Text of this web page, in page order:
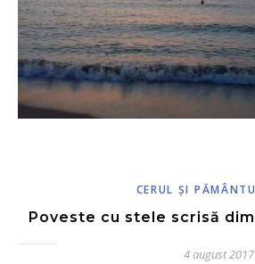
CERUL ŞI
Poveste cu stele scrisă
4 august 2017